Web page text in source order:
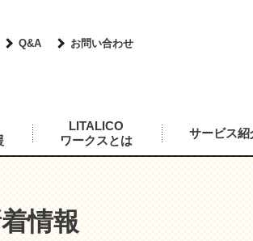
Q&A お問い合わせ
LITALICO
ワークスとは
サービス紹
情報